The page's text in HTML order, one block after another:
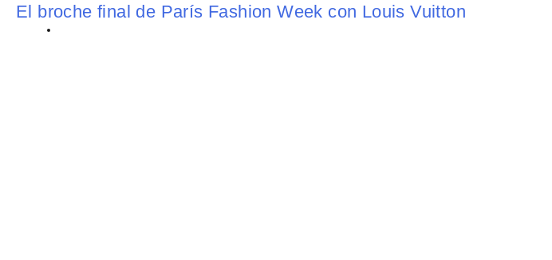
El broche final de París Fashion Week con Louis Vuitton